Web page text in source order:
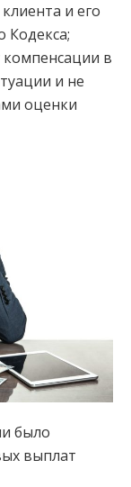
и его
Кодекса;
в
и не
оценки
было
выплат